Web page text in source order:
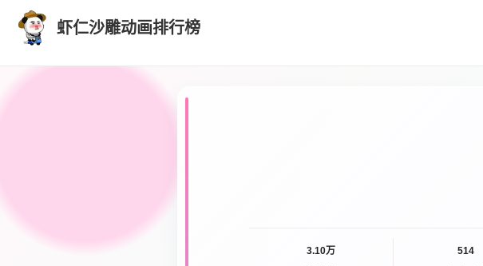
虾仁沙雕动画排行榜
3.10万 514